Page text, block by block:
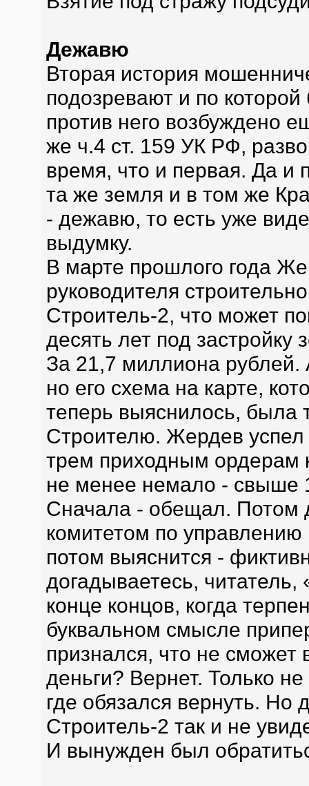
Дежавю
Вторая история
подозревают и по
против него возбуждено
же ч.4 ст. 159 УК РФ,
время, что и первая. Да и
та же земля и в том же
- дежавю, то есть уже
выдумку.
В марте прошлого года
руководителя
Строитель-2, что может
десять лет под застройку
За 21,7 миллиона рублей.
но его схема на карте,
теперь выяснилось, была
Строителю. Жердев успел
трем приходным ордерам
не менее немало - свыше
Сначала - обещал. Потом
комитетом по
потом выяснится -
догадываетесь,
конце концов, когда
буквальном смысле
признался, что не
деньги? Вернет. Только
где обязался вернуть. Но
Строитель-2 так и не
И вынужден был